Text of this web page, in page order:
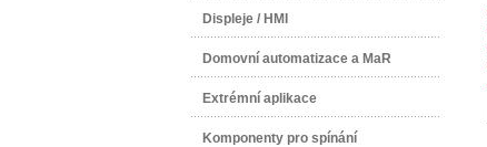
Displeje / HMI
Domovní automatizace a MaR
Extrémní aplikace
Komponenty pro spínání